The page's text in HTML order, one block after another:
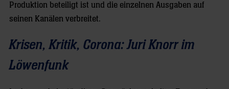
Produktion beteiligt ist und die einzelnen Ausgaben auf
seinen Kanälen verbreitet.
Krisen, Kritik, Corona: Juri Knorr im
Löwenfunk